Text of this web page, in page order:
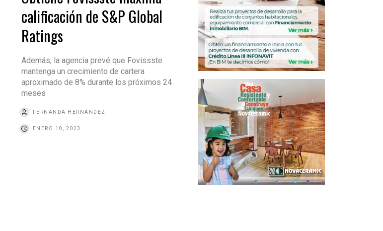
calificación de S&P Global
Ratings
Además, la agencia prevé que Fovissste
mantenga un crecimiento de cartera
aproximado de 8% durante los próximos 24
meses
FERNANDA HERNÁNDEZ
ENERO 10, 2023